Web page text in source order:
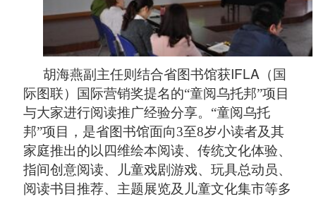
胡海燕副主任则结合省图书馆获IFLA （国
际图联）国际营销奖提名的“童阅乌托邦”项目
与大家进行阅读推广经验分享。 “童阅乌托
邦”项目
，是省图书馆面向3至8岁小读者及其
家庭推出的以四维绘本阅读、传统文化体验、
指间创意阅读、儿童戏剧游戏、玩具总动员、
阅读书目推荐、主题展览及儿童文化集市等多